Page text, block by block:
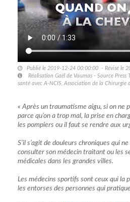
Publié le 2019-12-24 00:00:00 - Révisé le
Réalisation Gaël de Vaumas - Source
santé avec A-NCIS, Association de la Chirurgie
« Après un traumatisme aigu, si on ne
parce qu’on a trop mal, la prise en
les pompiers ou il faut se rendre aux
S’il s’agit de douleurs chroniques qui
consulter son médecin traitant ou les
médicales dans les grandes villes.
Les médecins sportifs sont ceux qui la
les entorses des personnes qui